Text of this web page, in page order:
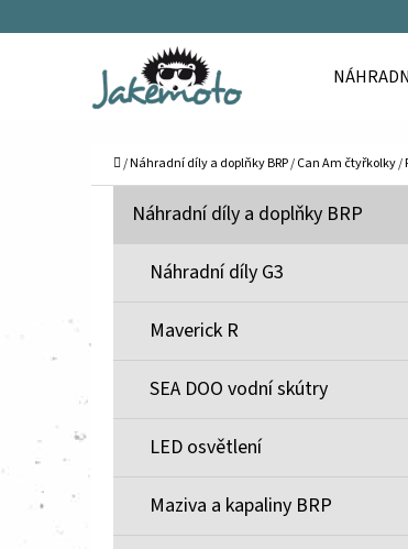
Domů
/Náhradní díly a doplňky BRP/Can Am čtyřkolky/
R
Přeskočit
K Náhradní díly a doplňky BRP
Náhradní díly G3
Maverick R
SEA DOO vodní skútry
LED osvětlení
Maziva a kapaliny BRP
obchodu
obchodu